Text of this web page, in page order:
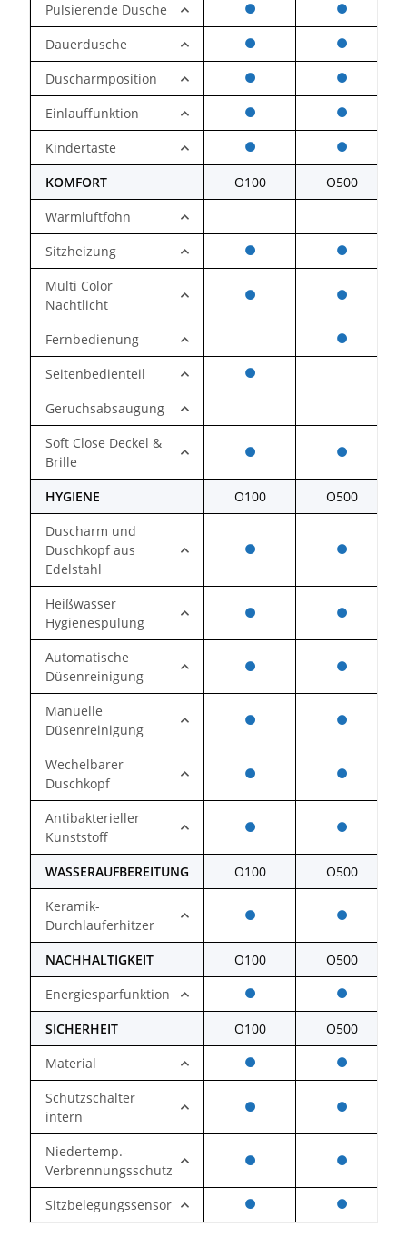
Pulsierende Dusche
Dauerdusche
Duscharmposition
Einlauffunktion
Kindertaste
KOMFORT
O100
O500
Warmluftföhn
Sitzheizung
Multi Color
Nachtlicht
Fernbedienung
Seitenbedienteil
Geruchsabsaugung
Soft Close Deckel &
Brille
HYGIENE
O100
O500
Duscharm und
Duschkopf aus
Edelstahl
Heißwasser
Hygienespülung
Automatische
Düsenreinigung
Manuelle
Düsenreinigung
Wechelbarer
Duschkopf
Antibakterieller
Kunststoff
WASSERAUFBEREITUNG
O100
O500
Keramik-
Durchlauferhitzer
NACHHALTIGKEIT
O100
O500
Energiesparfunktion
SICHERHEIT
O100
O500
Material
Schutzschalter
intern
Niedertemp.-
Verbrennungsschutz
Sitzbelegungssensor